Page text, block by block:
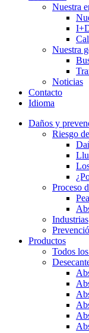
Nuestra
Nuestra
Noticias
Contacto
Idioma
Daños y
Riesgo
Proceso
Industrias
Productos
Todos